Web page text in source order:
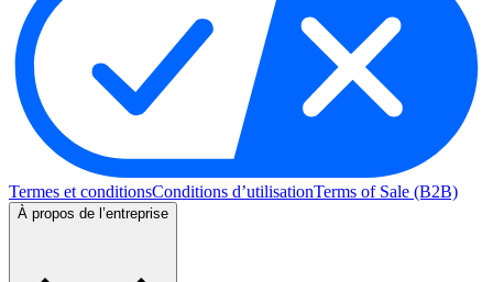
Termes et conditionsConditions d’utilisationTerms of Sale (B2B)
À propos de l’entreprise